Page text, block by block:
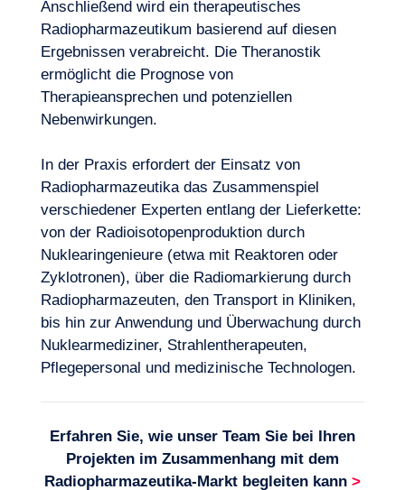
Logbuch
Anschließend wird ein therapeutisches
Radiopharmazeutikum basierend auf diesen
Ergebnissen verabreicht. Die Theranostik
ermöglicht die Prognose von
Therapieansprechen und potenziellen
Nebenwirkungen.
In der Praxis erfordert der Einsatz von
Radiopharmazeutika das Zusammenspiel
verschiedener Experten entlang der Lieferkette:
von der Radioisotopenproduktion durch
Nuklearingenieure (etwa mit Reaktoren oder
Zyklotronen), über die Radiomarkierung durch
Radiopharmazeuten, den Transport in Kliniken,
bis hin zur Anwendung und Überwachung durch
Nuklearmediziner, Strahlentherapeuten,
Pflegepersonal und medizinische Technologen.
Erfahren Sie, wie unser Team Sie bei Ihren
Projekten im Zusammenhang mit dem
Radiopharmazeutika-Marktbegleiten kann >